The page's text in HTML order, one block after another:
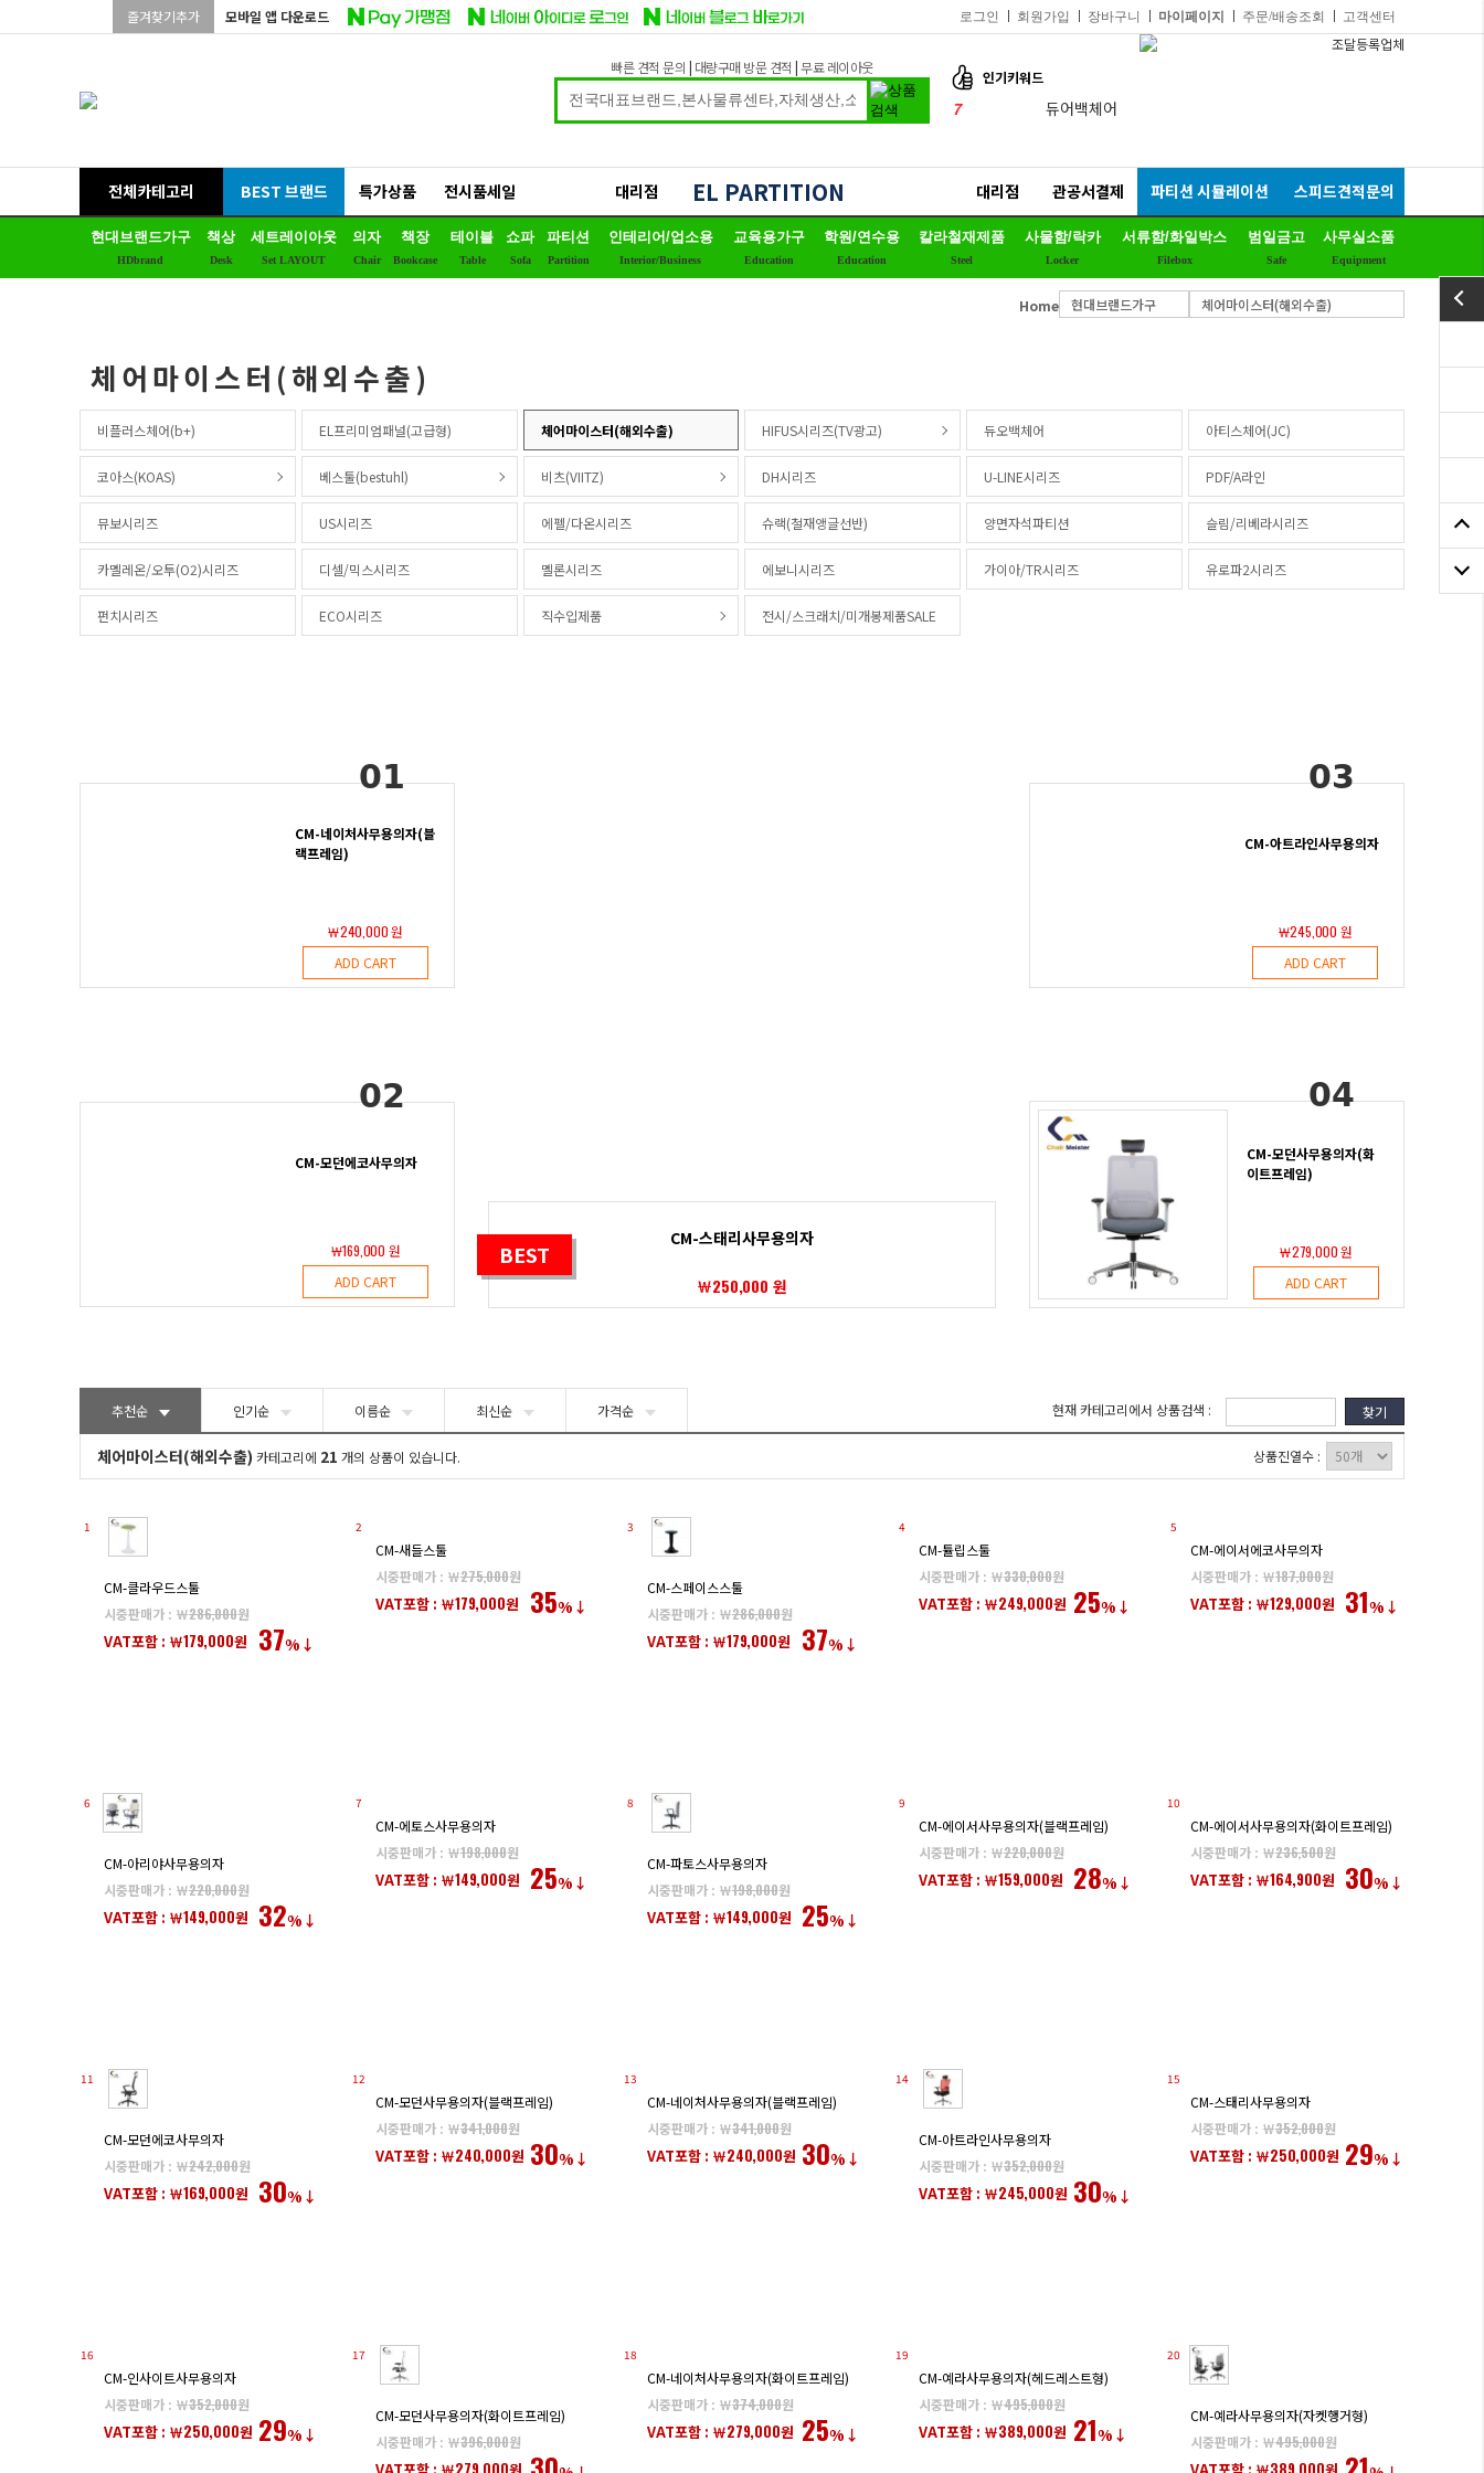
즐겨찾기추가 모바일 앱 다운로드 로그인 회원가입 장바구니 마이페이지 주문/배송조회 고객센터
빠른 견적 문의 | 대량구매 방문 견적 |무료 레이아웃
인기키워드
7
듀어백체어
10
예스체어회의용
1
EL프리미엄파티션
2
칼라철재
세트상품
전체카테고리 BEST 브랜드 특가상품 전시품세일 대리점 EL PARTITION 대리점 관공서결제 파티션 시뮬레이션 스피드견적문의
현대브랜드가구
HDbrand
책상
Desk
세트레이아웃
Set LAYOUT
의자
Chair
책장
Bookcase
테이블
Table
쇼파
Sofa
파티션
Partition
인테리어/업소용
Interior/Business
교육용가구
Education
학원/연수용
Education
칼라철재제품
Steel
사물함/락카
Locker
서류함/화일박스
Filebox
범일금고
Safe
사무실소품
Equipment
Home 현대브랜드가구 체어마이스터(해외수출)
체어마이스터(해외수출)
비플러스체어(b+) EL프리미엄패널(고급형) 체어마이스터(해외수출) HIFUS시리즈(TV광고) 듀오백체어 아티스체어(JC)
코아스(KOAS) 베스툴(bestuhl) 비츠(VIITZ) DH시리즈 U-LINE시리즈 PDF/A라인
뮤보시리즈 US시리즈 에펠/다온시리즈 슈랙(철재앵글선반) 양면자석파티션 슬림/리베라시리즈
카멜레온/오투(O2)시리즈 디셀/믹스시리즈 멜론시리즈 에보니시리즈 가이아/TR시리즈 유로파2시리즈
펀치시리즈 ECO시리즈 직수입제품 전시/스크래치/미개봉제품SALE
01
CM-네이처사무용의자(블
랙프레임)
￦240,000 원
ADD CART
BEST
CM-스태리사무용의자
￦250,000 원
03
CM-아트라인사무용의자
￦245,000 원
ADD CART
02
CM-모던에코사무의자
￦169,000 원
ADD CART
04
CM-모던사무용의자(화
이트프레임)
￦279,000 원
ADD CART
추천순 인기순 이름순 최신순 가격순 현재 카테고리에서 상품검색 : 찾기
체어마이스터(해외수출) 카테고리에 21 개의 상품이 있습니다. 상품진열수 :
1
CM-클라우드스툴
시중판매가 : ￦286,000원
VAT포함 : ￦179,000원 37%↓
2
CM-새들스툴
시중판매가 : ￦275,000원
VAT포함 : ￦179,000원 35%↓
3
CM-스페이스스툴
시중판매가 : ￦286,000원
VAT포함 : ￦179,000원 37%↓
4
CM-튤립스툴
시중판매가 : ￦330,000원
VAT포함 : ￦249,000원 25%↓
5
CM-에이서에코사무의자
시중판매가 : ￦187,000원
VAT포함 : ￦129,000원 31%↓
6
CM-아리야사무용의자
시중판매가 : ￦220,000원
VAT포함 : ￦149,000원 32%↓
7
CM-에토스사무용의자
시중판매가 : ￦198,000원
VAT포함 : ￦149,000원 25%↓
8
CM-파토스사무용의자
시중판매가 : ￦198,000원
VAT포함 : ￦149,000원 25%↓
9
CM-에이서사무용의자(블랙프레임)
시중판매가 : ￦220,000원
VAT포함 : ￦159,000원 28%↓
10
CM-에이서사무용의자(화이트프레임)
시중판매가 : ￦236,500원
VAT포함 : ￦164,900원 30%↓
11
CM-모던에코사무의자
시중판매가 : ￦242,000원
VAT포함 : ￦169,000원 30%↓
12
CM-모던사무용의자(블랙프레임)
시중판매가 : ￦341,000원
VAT포함 : ￦240,000원 30%↓
13
CM-네이처사무용의자(블랙프레임)
시중판매가 : ￦341,000원
VAT포함 : ￦240,000원 30%↓
14
CM-아트라인사무용의자
시중판매가 : ￦352,000원
VAT포함 : ￦245,000원 30%↓
15
CM-스태리사무용의자
시중판매가 : ￦352,000원
VAT포함 : ￦250,000원 29%↓
16
CM-인사이트사무용의자
시중판매가 : ￦352,000원
VAT포함 : ￦250,000원 29%↓
17
CM-모던사무용의자(화이트프레임)
시중판매가 : ￦396,000원
279,000
18
CM-네이처사무용의자(화이트프레임)
시중판매가 : ￦374,000원
VAT포함 : ￦279,000원 25%↓
19
CM-예라사무용의자(헤드레스트형)
시중판매가 : ￦495,000원
VAT포함 : ￦389,000원 21%↓
20
CM-예라사무용의자(자켓행거형)
시중판매가 : ￦495,000원
389,000